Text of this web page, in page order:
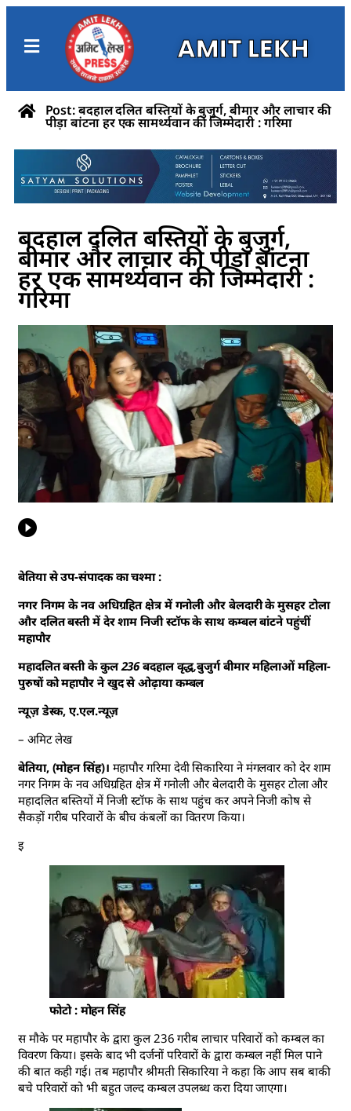
AMIT LEKH
Post: बदहाल दलित बस्तियों के बुजुर्ग, बीमार और लाचार की
पीड़ा बांटना हर एक सामर्थ्यवान की जिम्मेदारी : गरिमा
बदहाल दलित बस्तियों के बुजुर्ग,
बीमार और लाचार की पीड़ा बांटना
हर एक सामर्थ्यवान की जिम्मेदारी :
गरिमा
बेतिया से उप-संपादक का चश्मा :
नगर निगम के नव अधिग्रहित क्षेत्र में गनोली और बेलदारी के मुसहर टोला
और दलित बस्ती में देर शाम निजी स्टॉफ के साथ कम्बल बांटने पहुंचीं
महापौर
महादलित बस्ती के कुल 236 बदहाल वृद्ध,बुजुर्ग बीमार महिलाओं महिला-
पुरुषों को महापौर ने खुद से ओढ़ाया कम्बल
न्यूज़ डेस्क, ए.एल.न्यूज़
– अमिट लेख
बेतिया, (मोहन सिंह)। महापौर गरिमा देवी सिकारिया ने मंगलवार को देर शाम
नगर निगम के नव अधिग्रहित क्षेत्र में गनोली और बेलदारी के मुसहर टोला और
महादलित बस्तियों में निजी स्टॉफ के साथ पहुंच कर अपने निजी कोष से
सैकड़ों गरीब परिवारों के बीच कंबलों का वितरण किया।
इ
फोटो : मोहन सिंह
स मौके पर महापौर के द्वारा कुल 236 गरीब लाचार परिवारों को कम्बल का
विवरण किया। इसके बाद भी दर्जनों परिवारों के द्वारा कम्बल नहीं मिल पाने
की बात कही गई। तब महापौर श्रीमती सिकारिया ने कहा कि आप सब बाकी
बचे परिवारों को भी बहुत जल्द कम्बल उपलब्ध करा दिया जाएगा।